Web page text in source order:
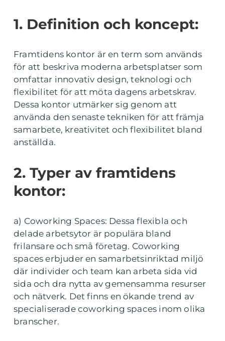
1. Definition och koncept:
Framtidens kontor är en term som används
för att beskriva moderna arbetsplatser som
omfattar innovativ design, teknologi och
flexibilitet för att möta dagens arbetskrav.
Dessa kontor utmärker sig genom att
använda den senaste tekniken för att främja
samarbete, kreativitet och flexibilitet bland
anställda.
2. Typer av framtidens
kontor:
a) Coworking Spaces: Dessa flexibla och
delade arbetsytor är populära bland
frilansare och små företag. Coworking
spaces erbjuder en samarbetsinriktad miljö
där individer och team kan arbeta sida vid
sida och dra nytta av gemensamma resurser
och nätverk. Det finns en ökande trend av
specialiserade coworking spaces inom olika
branscher.